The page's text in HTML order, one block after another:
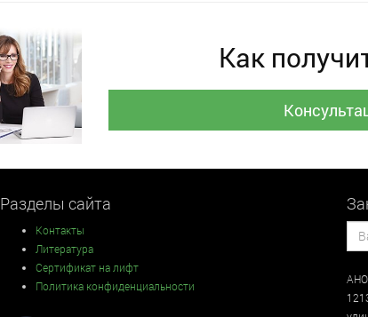
Как
Разделы сайта
Контакты
Литература
Сертификат на лифт
Политика конфиденциальности